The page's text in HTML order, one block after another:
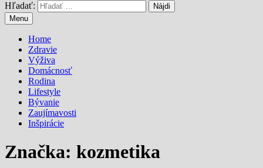
Hľadať:
Menu
Home
Zdravie
Výživa
Domácnosť
Rodina
Lifestyle
Bývanie
Zaujímavosti
Inšpirácie
Značka: kozmetika